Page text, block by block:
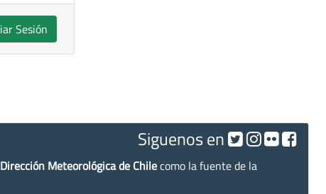
Sesión
Siguenos en
Dirección Meteorológica de Chilecomo la fuente de la